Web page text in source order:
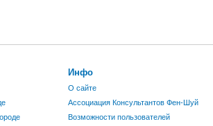
Инфо
О сайте
Ассоциация Консультантов Фен-Шуй
Возможности пользователей